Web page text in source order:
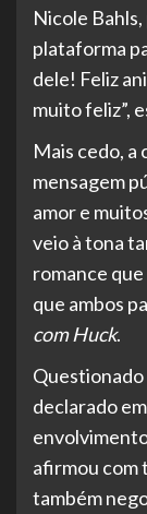
Nicole Bahls,
plataforma
dele! Feliz
muito feliz”,
Mais cedo, a
mensagem
amor e
veio à tona
romance
que ambos
com Huck.
Questionado
declarado
envolvimento
afirmou com
também